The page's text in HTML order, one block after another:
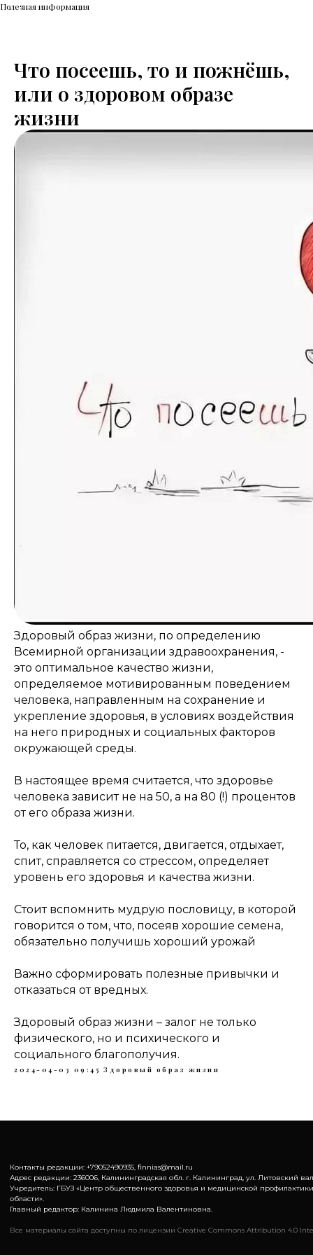
Полезная информация
Что посеешь, то и пожнёшь,
или о здоровом образе
жизни
Здоровый образ жизни, по определению
Всемирной организации здравоохранения, -
это оптимальное качество жизни,
определяемое мотивированным поведением
человека, направленным на сохранение и
укрепление здоровья, в условиях воздействия
на него природных и социальных факторов
окружающей среды.
В настоящее время считается, что здоровье
человека зависит не на 50, а на 80 (!) процентов
от его образа жизни.
То, как человек питается, двигается, отдыхает,
спит, справляется со стрессом, определяет
уровень его здоровья и качества жизни.
Стоит вспомнить мудрую пословицу, в которой
говорится о том, что, посеяв хорошие семена,
обязательно получишь хороший урожай ️
Важно сформировать полезные привычки и
отказаться от вредных.
Здоровый образ жизни – залог не только
физического, но и психического и
социального благополучия.
2024-04-03 09:45 Здоровый образ жизни
Контакты редакции: +79052490935, finnias@mail.ru
Адрес редакции: 236006, Калининградская обл. г. Калининград, ул. Литовский
Учредитель: ГБУЗ «Центр общественного здоровья и медицинской
области».
Главный редактор: Калинина Людмила Валентиновна.
Все материалы сайта доступны по лицензии Creative Commons Attribution 4.0